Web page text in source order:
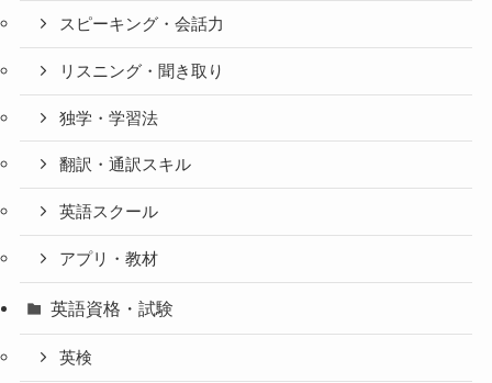
スピーキング・会話力
リスニング・聞き取り
独学・学習法
翻訳・通訳スキル
英語スクール
アプリ・教材
英語資格・試験
英検